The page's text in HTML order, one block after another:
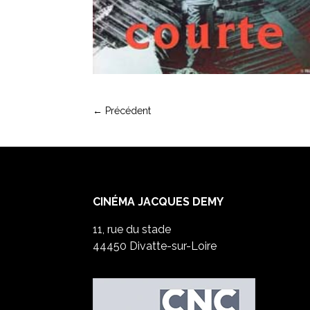
← Précédent
CINÉMA JACQUES DEMY
11, rue du stade
44450 Divatte-sur-Loire